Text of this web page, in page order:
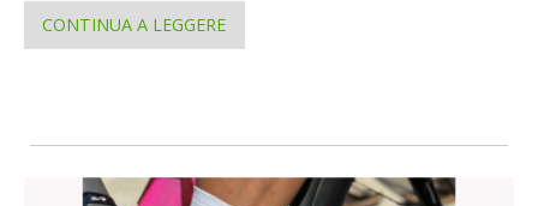
CONTINUA A LEGGERE